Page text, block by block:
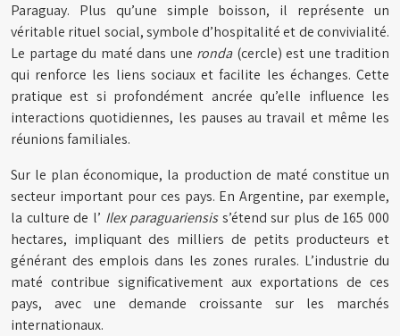
Paraguay. Plus qu’une simple boisson, il représente un
véritable rituel social, symbole d’hospitalité et de convivialité.
Le partage du maté dans une ronda (cercle) est une tradition
qui renforce les liens sociaux et facilite les échanges. Cette
pratique est si profondément ancrée qu’elle influence les
interactions quotidiennes, les pauses au travail et même les
réunions familiales.
Sur le plan économique, la production de maté constitue un
secteur important pour ces pays. En Argentine, par exemple,
la culture de l’ Ilex paraguariensiss’étend sur plus de 165 000
hectares, impliquant des milliers de petits producteurs et
générant des emplois dans les zones rurales. L’industrie du
maté contribue significativement aux exportations de ces
pays, avec une demande croissante sur les marchés
internationaux.